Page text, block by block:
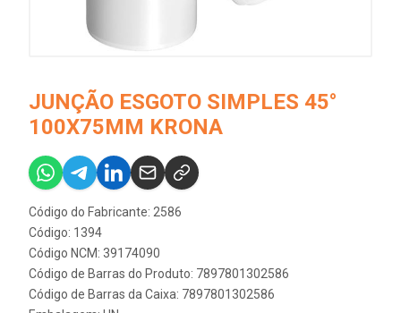
JUNÇÃO ESGOTO SIMPLES 45°
100X75MM KRONA
Código do Fabricante: 2586
Código: 1394
Código NCM: 39174090
Código de Barras do Produto: 7897801302586
Código de Barras da Caixa: 7897801302586